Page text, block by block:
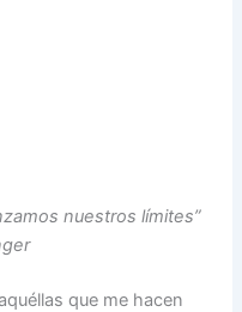
nuestros límites”
que me hacen